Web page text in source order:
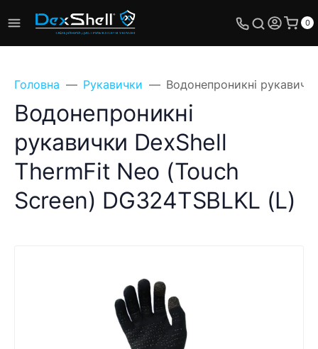
0
Головна Рукавички Водонепроникні
Водонепроникні
рукавички DexShell
ThermFit Neo (Touch
Screen) DG324TSBLKL (L)